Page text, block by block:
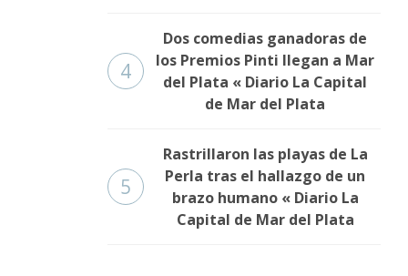
4
Dos comedias ganadoras de
los Premios Pinti llegan a Mar
del Plata « Diario La Capital
de Mar del Plata
5
Rastrillaron las playas de La
Perla tras el hallazgo de un
brazo humano « Diario La
Capital de Mar del Plata